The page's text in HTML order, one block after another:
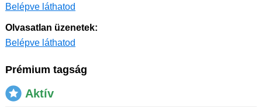
Belépve láthatod
Olvasatlan üzenetek:
Belépve láthatod
Prémium tagság
Aktív